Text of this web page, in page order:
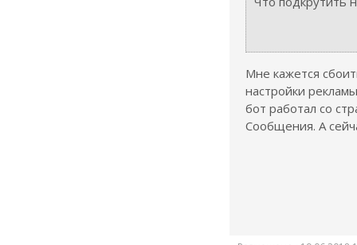
Мне кажется
настройки
бот работал со
Сообщения. А